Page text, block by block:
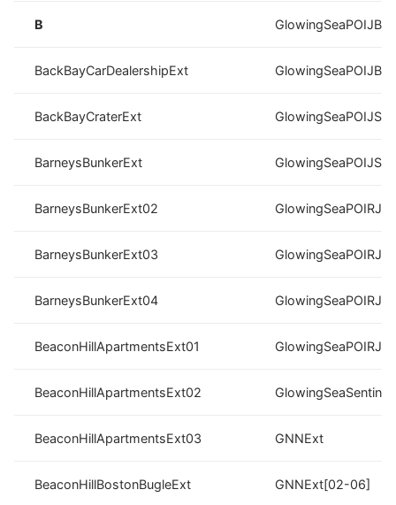
B
BackBayCarDealershipExt
BackBayCraterExt GlowingSeaPOIJS01
BarneysBunkerExt
BarneysBunkerExt02 GlowingSeaPOIRJ01
BarneysBunkerExt03
BarneysBunkerExt04
BeaconHillApartmentsExt01
BeaconHillApartmentsExt02
BeaconHillApartmentsExt03 GNNExt
BeaconHillBostonBugleExt GNNExt[02-06]